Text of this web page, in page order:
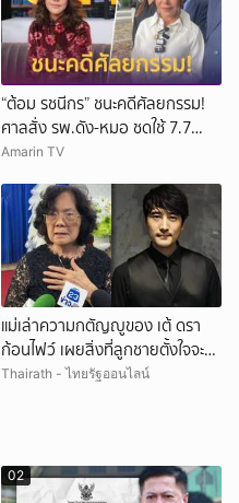
“ต้อม รชนีกร” ชนะคดีศัลยกรรม!
ศาลสั่ง รพ.ดัง-หมอ ชดใช้ 7.7
ล้าน
Amarin TV
แม่เล่าความกตัญญูของ เต้ ดรา
ก้อนไฟว์ เผยสิ่งที่ลูกชายตั้งใจจะทำ
แต่ต้องมาจากไปก่อน
Thairath - ไทยรัฐออนไลน์
02